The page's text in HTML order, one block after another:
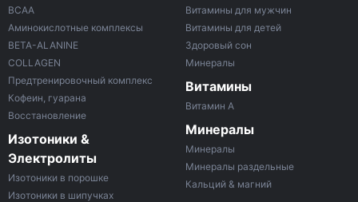
ВСАА
Аминокислотные комплексы
BETA-ALANINE
COLLAGEN
Предтренировочный комплекс
Кофеин, гуарана
Восстановление
Изотоники &
Электролиты
Изотоники в порошке
Изотоники в шипучках
Витамины для мужчин
Витамины для детей
Здоровый сон
Минералы
Витамины
Витамин A
Минералы
Минералы
Минералы раздельные
Кальций & магний